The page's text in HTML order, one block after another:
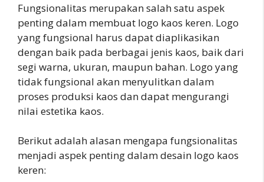
Fungsionalitas merupakan salah satu aspek
penting dalam membuat logo kaos keren. Logo
yang fungsional harus dapat diaplikasikan
dengan baik pada berbagai jenis kaos, baik dari
segi warna, ukuran, maupun bahan. Logo yang
tidak fungsional akan menyulitkan dalam
proses produksi kaos dan dapat mengurangi
nilai estetika kaos.
Berikut adalah alasan mengapa fungsionalitas
menjadi aspek penting dalam desain logo kaos
keren: